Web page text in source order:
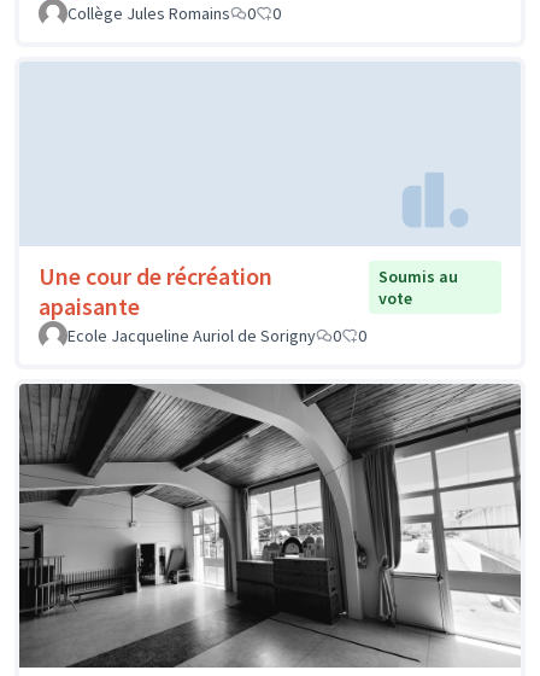
Collège Jules Romains 0 0
Une cour de récréation
apaisante
Soumis au
vote
Ecole Jacqueline Auriol de Sorigny
0 0